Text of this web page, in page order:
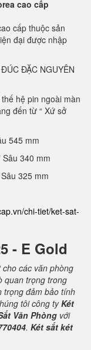
cấp thuộc sản
đại được nhập
ĐẶC NGUYÊN
hệ pin ngoài màn
đến từ “ Xứ sở
545 mm
340 mm
325 mm
chi-tiet/ket-sat-
- E Gold
cho các văn phòng
quan trọng trong
trọng đảm bảo tính
tôi công tyKét
Văn Phòng với
. Két sắt két